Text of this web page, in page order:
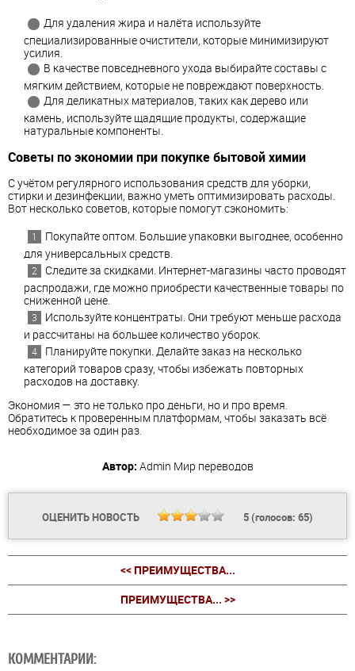
Для удаления жира и налёта используйте
специализированные очистители, которые минимизируют
усилия.
В качестве повседневного ухода выбирайте составы с
мягким действием, которые не повреждают поверхность.
Для деликатных материалов, таких как дерево или
камень, используйте щадящие продукты, содержащие
натуральные компоненты.
Советы по экономии при покупке бытовой химии
С учётом регулярного использования средств для уборки,
стирки и дезинфекции, важно уметь оптимизировать расходы.
Вот несколько советов, которые помогут сэкономить:
Покупайте оптом. Большие упаковки выгоднее, особенно
для универсальных средств.
Следите за скидками. Интернет-магазины часто проводят
распродажи, где можно приобрести качественные товары по
сниженной цене.
Используйте концентраты. Они требуют меньше расхода
и рассчитаны на большее количество уборок.
Планируйте покупки. Делайте заказ на несколько
категорий товаров сразу, чтобы избежать повторных
расходов на доставку.
Экономия — это не только про деньги, но и про время.
Обратитесь к проверенным платформам, чтобы заказать всё
необходимое за один раз.
Автор: Admin Мир переводов
ОЦЕНИТЬ НОВОСТЬ 5(голосов: 65)
<< ПРЕИМУЩЕСТВА...
ПРЕИМУЩЕСТВА... >>
КОММЕНТАРИИ: